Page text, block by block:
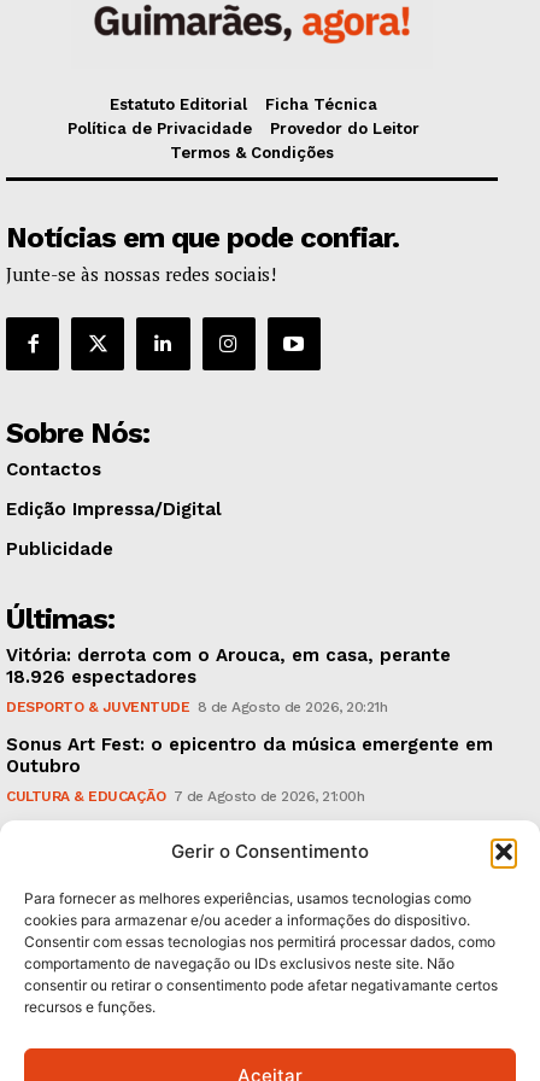
Gerir o Consentimento
Para fornecer as melhores experiências, usamos tecnologias como
cookies para armazenar e/ou aceder a informações do dispositivo.
Consentir com essas tecnologias nos permitirá processar dados, como
comportamento de navegação ou IDs exclusivos neste site. Não
consentir ou retirar o consentimento pode afetar negativamante certos
recursos e funções.
Aceitar
Estatuto Editorial
Ficha Técnica
Política de Privacidade
Provedor do Leitor
Termos & Condições
Notícias em que pode confiar.
Junte-se às nossas redes sociais!
Sobre Nós:
Contactos
Edição Impressa/Digital
Publicidade
Últimas:
Vitória: derrota com o Arouca, em casa, perante
18.926 espectadores
DESPORTO & JUVENTUDE 8 de Agosto de 2026, 20:21h
Sonus Art Fest: o epicentro da música emergente em
Outubro
CULTURA & EDUCAÇÃO 7 de Agosto de 2026, 21:00h
Subscreva Newsletter: